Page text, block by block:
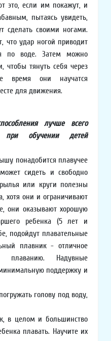
это, если им покажут, и
пытаясь увидеть,
сделать своими ногами.
что удар ногой приводит
по воде. Затем можно
чтобы тянуть себя через
время они научатся
для движения.
лучше всего
при обучении детей
понадобится плавучее
сидеть и свободно
или круги полезны
хотя они и ограничивают
они оказывают хорошую
ребенка (5 лет и
подойдут плавательные
плавник - отличное
плаванию. Надувные
поддержку и
голову под воду,
в целом и большинство
плавать. Научите их